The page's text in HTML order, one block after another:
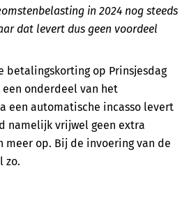
in 2024 nog steeds
dat levert dus geen voordeel
betalingskorting op Prinsjesdag
een onderdeel van het
een automatische incasso levert
namelijk vrijwel geen extra
op. Bij de invoering van de
zo.